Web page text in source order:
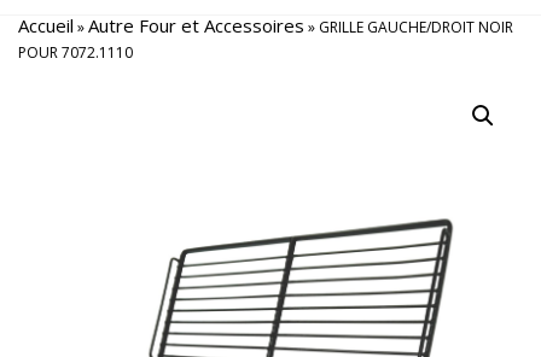
Accueil »Autre Four et Accessoires » GRILLE GAUCHE/DROIT NOIR
POUR 7072.1110